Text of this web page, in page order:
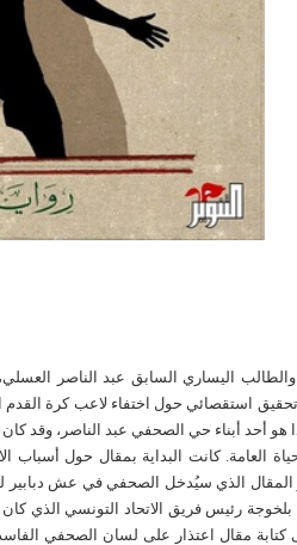
اليساري السابق عبد الناصر
استقصائي حول اختفاء لاعب كرة القدم
هو أحد أبناء حي الصحفي عبد الناصر، وقد
العامة. كانت البداية بمقال حول أسباب
المقال الذي سيُدخل الصحفي في عش دبابير
بلخوجة رئيس فريق الاتحاد التونسي الذي
مقال اعتذار على لسان الصحفي الفاسد